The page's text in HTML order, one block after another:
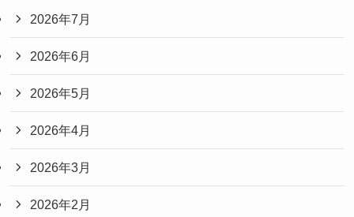
2026年7月
2026年6月
2026年5月
2026年4月
2026年3月
2026年2月